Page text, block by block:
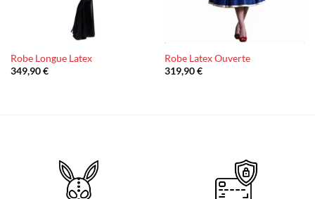
Robe Longue Latex
349,90€
Robe Latex Ouverte
319,90€